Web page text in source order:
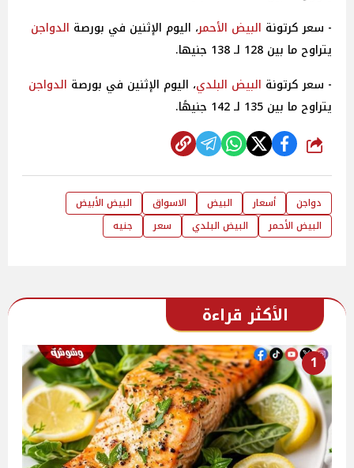
- سعر كرتونة البيض الأحمر، اليوم الإثنين في بورصة الدواجن
يتراوح ما بين 128 لـ 138 جنيها.
- سعر كرتونة البيض البلدي، اليوم الإثنين في بورصة الدواجن
يتراوح ما بين 135 لـ 142 جنيهًا.
شارك
دواجن أسعار البيض الاسواق
البيض الأبيض
البيض الأحمر
البيض البلدي سعر جنيه
الأكثر قراءة
1